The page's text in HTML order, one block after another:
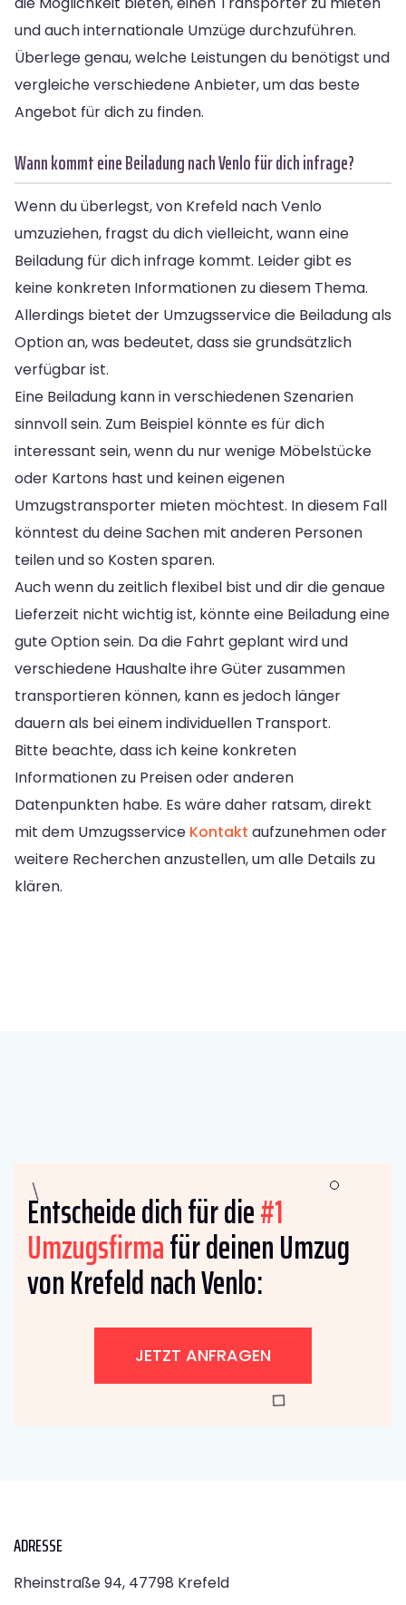
und auch internationale Umzüge durchzuführen.
Überlege genau, welche Leistungen du benötigst und
vergleiche verschiedene Anbieter, um das beste
Angebot für dich zu finden.
Wann kommt eine Beiladung nach Venlo für dich infrage?
Wenn du überlegst, von Krefeld nach Venlo
umzuziehen, fragst du dich vielleicht, wann eine
Beiladung für dich infrage kommt. Leider gibt es
keine konkreten Informationen zu diesem Thema.
Allerdings bietet der Umzugsservice die Beiladung als
Option an, was bedeutet, dass sie grundsätzlich
verfügbar ist.
Eine Beiladung kann in verschiedenen Szenarien
sinnvoll sein. Zum Beispiel könnte es für dich
interessant sein, wenn du nur wenige Möbelstücke
oder Kartons hast und keinen eigenen
Umzugstransporter mieten möchtest. In diesem Fall
könntest du deine Sachen mit anderen Personen
teilen und so Kosten sparen.
Auch wenn du zeitlich flexibel bist und dir die genaue
Lieferzeit nicht wichtig ist, könnte eine Beiladung eine
gute Option sein. Da die Fahrt geplant wird und
verschiedene Haushalte ihre Güter zusammen
transportieren können, kann es jedoch länger
dauern als bei einem individuellen Transport.
Bitte beachte, dass ich keine konkreten
Informationen zu Preisen oder anderen
Datenpunkten habe. Es wäre daher ratsam, direkt
mit dem Umzugsservice Kontakt aufzunehmen oder
weitere Recherchen anzustellen, um alle Details zu
klären.
Entscheide dich für die#1
Umzugsfirmafür deinen Umzug
von Krefeld nach Venlo:
JETZT ANFRAGEN
ADRESSE
Rheinstraße 94, 47798 Krefeld